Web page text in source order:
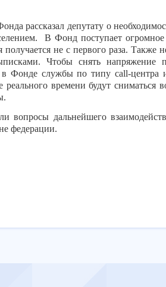
рассказал депутату о
В Фонд поступает огромное
получается не с первого раза.
Чтобы снять напряжение
в Фонде службы по типу call-центра
времени будут
вопросы дальнейшего
федерации.